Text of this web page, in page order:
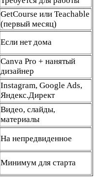
GetCourse или Teachable
(первый месяц)
Если нет дома
Canva Pro + нанятый
дизайнер
Instagram, Google Ads,
Яндекс.Директ
Видео, слайды,
материалы
На непредвиденное
Минимум для старта